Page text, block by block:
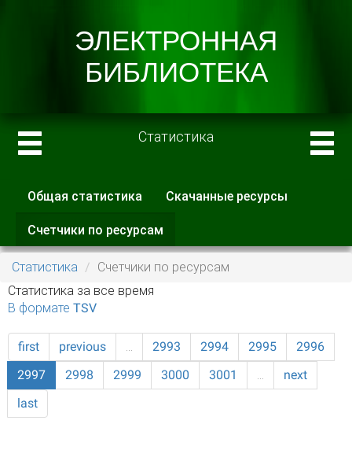
Статистика
Главные вкладки
Общая статистика Скачанные ресурсы
Счетчики по ресурсам
вкладка)
Статистика
Счетчики по ресурсам
Статистика за все время
В формате TSV
first previous … 2993 2994 2995
2996
2997
2998 2999 3000 3001 …
next
last